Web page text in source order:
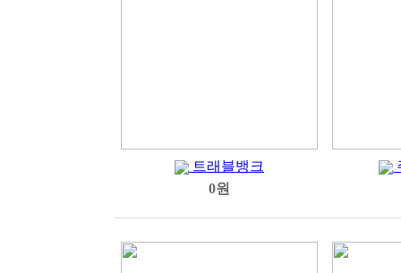
트래블뱅크
0원